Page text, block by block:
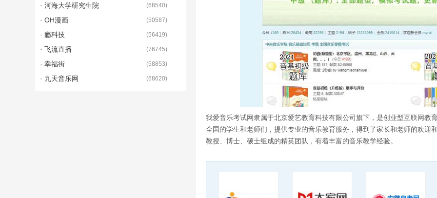
我爱音乐考试网隶属于北京爱艺教育科技有限公司旗下，是创业型互联网教
全国的学生和老师们，提供专业的音乐教育服务，得到了家长和老师的欢迎
教授、博士、硕士组成的精英团队，有着丰富的音乐教学经验。
· 河海大学研究生院 (68540)
· OH漫画 (50587)
· 瘾科技 (56419)
· 飞流直播 (76745)
· 幸福街 (58853)
· 九天音乐网 (68620)